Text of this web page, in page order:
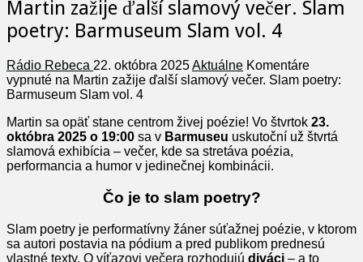
Martin zažije ďalší slamový večer. Slam
poetry: Barmuseum Slam vol. 4
Rádio Rebeca 22. októbra 2025Aktuálne Komentáre
vypnuté na Martin zažije ďalší slamový večer. Slam poetry:
Barmuseum Slam vol. 4
Martin sa opäť stane centrom živej poézie! Vo štvrtok 23.
októbra 2025 o 19:00 sa v Barmuseu uskutoční už štvrtá
slamová exhibícia – večer, kde sa stretáva poézia,
performancia a humor v jedinečnej kombinácii.
Čo je to slam poetry?
Slam poetry je performatívny žáner súťažnej poézie, v ktorom
sa autori postavia na pódium a pred publikom prednesú
vlastné texty. O víťazovi večera rozhodujú diváci – a to